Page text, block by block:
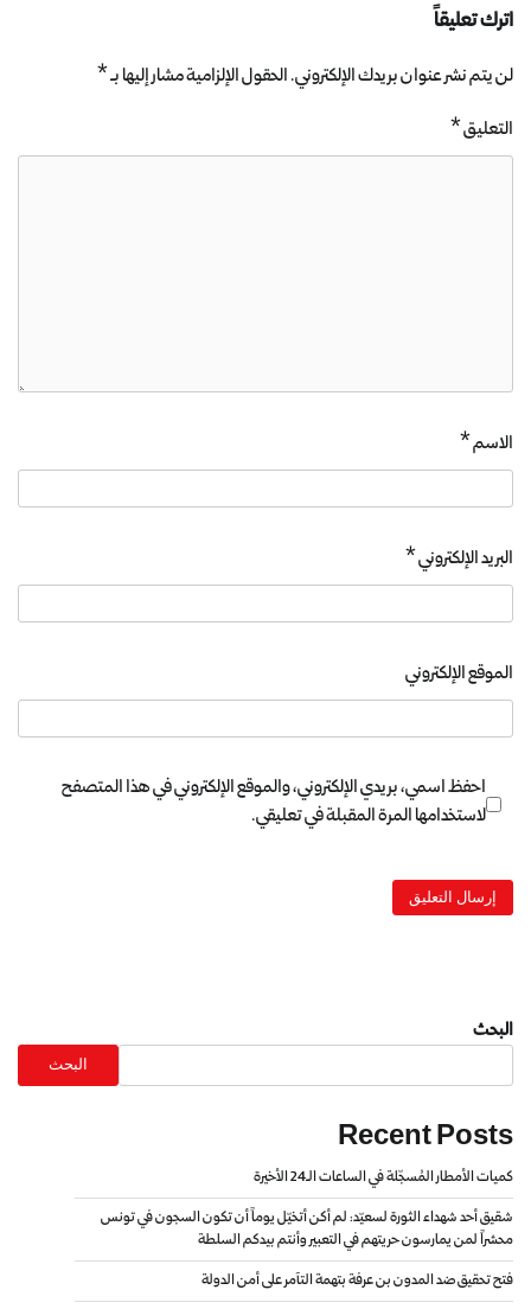
اترك تعليقاً
لن يتم نشر عنوان بريدك الإلكتروني.الحقول الإلزامية مشار إليها بـ*
التعليق*
الاسم*
البريد الإلكتروني*
الموقع الإلكتروني
احفظ اسمي، بريدي الإلكتروني، والموقع الإلكتروني في هذا المتصفح
لاستخدامها المرة المقبلة في تعليقي.
البحث
البحث
Recent Posts
كميات الأمطار المُسجّلة في الساعات الـ24 الأخيرة
شقيق أحد شهداء الثورة لسعيّد: لم أكن أتخيّل يوماً أن تكون السجون في تونس
محشراً لمن يمارسون حريتهم في التعبير وأنتم بيدكم السلطة
فتح تحقيق ضد المدون بن عرفة بتهمة التآمر على أمن الدولة